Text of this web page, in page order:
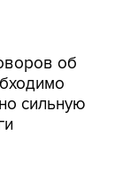
сильную